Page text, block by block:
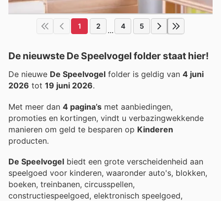
1 2 ... 4 5
De nieuwste De Speelvogel folder staat hier!
De nieuwe De Speelvogel folder is geldig van 4 juni
2026 tot 19 juni 2026.
Met meer dan 4 pagina’s met aanbiedingen,
promoties en kortingen, vindt u verbazingwekkende
manieren om geld te besparen op Kinderen
producten.
De Speelvogel biedt een grote verscheidenheid aan
speelgoed voor kinderen, waaronder auto's, blokken,
boeken, treinbanen, circusspellen,
constructiespeelgoed, elektronisch speelgoed,